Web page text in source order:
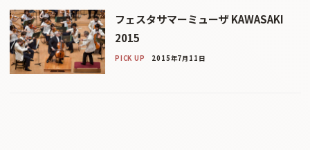
フェスタサマーミューザ KAWASAKI
2015
PICK UP 2015年7月11日